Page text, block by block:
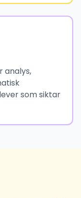
analys,
som siktar